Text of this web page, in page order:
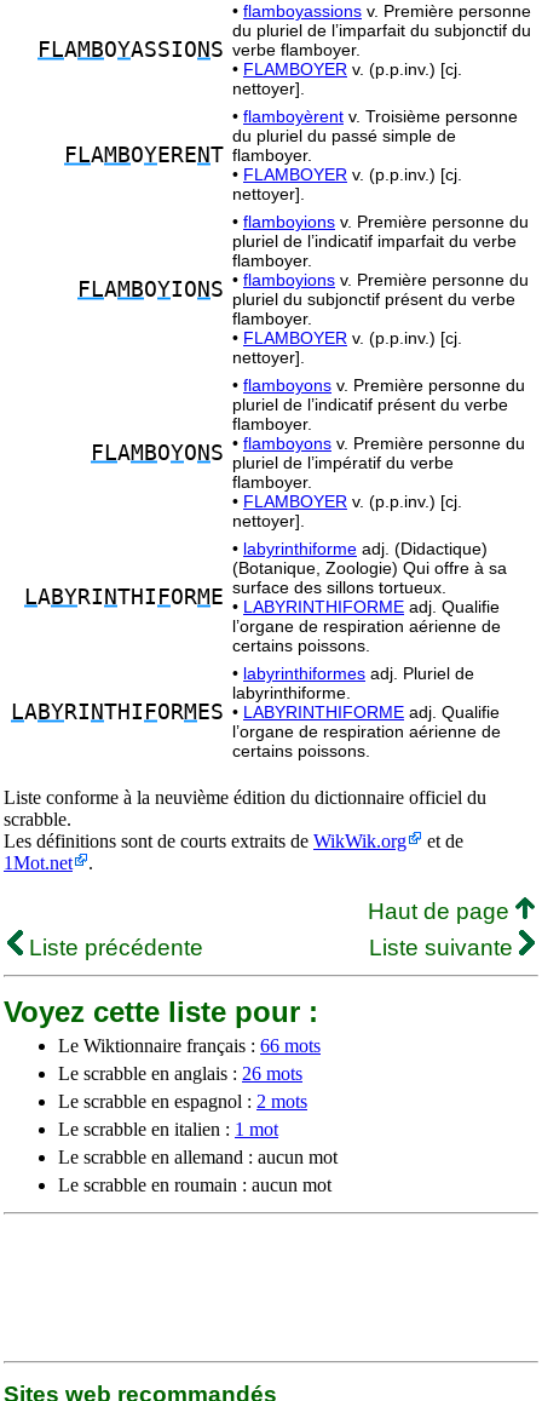
FLAMBOYASSIO N S
• flamboyassions v. Première personne
du pluriel de l’imparfait du subjonctif du
verbe flamboyer.
• FLAMBOYER v. (p.p.inv.) [cj.
nettoyer].
FLAMBOYERE NT
• flamboyèrent v. Troisième personne
du pluriel du passé simple de
flamboyer.
• FLAMBOYER v. (p.p.inv.) [cj.
nettoyer].
FLAMBOYIO N S
• flamboyions v. Première personne du
pluriel de l’indicatif imparfait du verbe
flamboyer.
• flamboyions v. Première personne du
pluriel du subjonctif présent du verbe
flamboyer.
• FLAMBOYER v. (p.p.inv.) [cj.
nettoyer].
FLAMBOYO N S
• flamboyons v. Première personne du
pluriel de l’indicatif présent du verbe
flamboyer.
• flamboyons v. Première personne du
pluriel de l’impératif du verbe
flamboyer.
• FLAMBOYER v. (p.p.inv.) [cj.
nettoyer].
LABYRI NTHI FORM E
• labyrinthiforme adj. (Didactique)
(Botanique, Zoologie) Qui offre à sa
surface des sillons tortueux.
• LABYRINTHIFORME adj. Qualifie
l’organe de respiration aérienne de
certains poissons.
LABYRI NTHI FORM ES
• labyrinthiformes adj. Pluriel de
labyrinthiforme.
• LABYRINTHIFORME adj. Qualifie
l’organe de respiration aérienne de
certains poissons.
Liste conforme à la neuvième édition du dictionnaire officiel du
scrabble.
Les définitions sont de courts extraits de WikWik.org
et de
1Mot.net
.
Haut de page
Liste précédente
Liste suivante
Voyez cette liste pour :
Le Wiktionnaire français : 66 mots
Le scrabble en anglais : 26 mots
Le scrabble en espagnol : 2 mots
Le scrabble en italien : 1 mot
Le scrabble en allemand : aucun mot
Le scrabble en roumain : aucun mot
Sites web recommandés